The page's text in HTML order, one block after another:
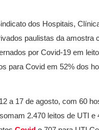
dos Hospitais,
paulistas da amostra
por Covid-19 em
para Covid em 52% dos
a 17 de agosto, com 60
2.470 leitos de UTI